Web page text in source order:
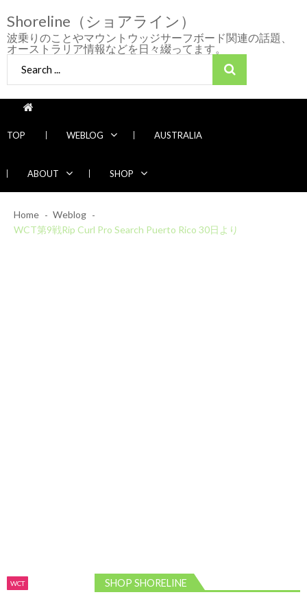
to
navigation
to
content
Shoreline（ショアライン）
波乗りのことやマウントウッジサーフボード関連の話題、
オーストラリア情報などを日々綴ってます。
for:
TOP WEBLOG AUSTRALIA
ABOUT SHOP
2026年7月28日
Home
Weblog
WCT第9戦Rip Curl Pro Search Puerto Rico 30日より
WCT SHOP SHORELINE